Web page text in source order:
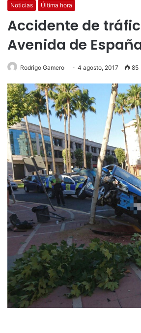
Noticias Última hora
Accidente de
Avenida de
Rodrigo Gamero 4 agosto, 2017 85